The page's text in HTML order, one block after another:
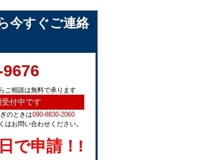
今すぐご連絡
ご相談は無料で承ります
付中です
のときは090-8830-2060
お問い合わせください。
で申請！!